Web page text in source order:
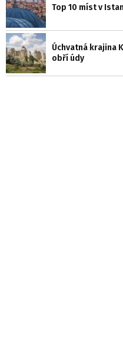
Top 10 míst v
Úchvatná krajina
obří údy